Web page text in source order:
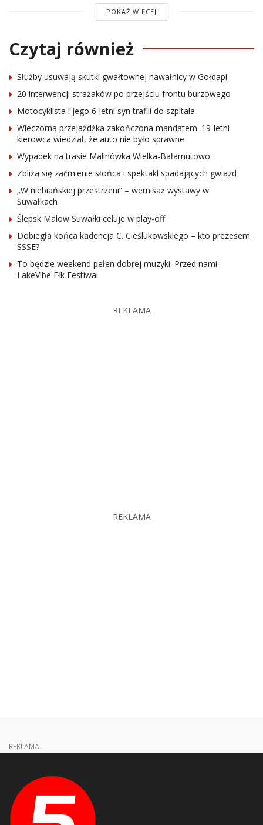
POKAŻ WIĘCEJ
Czytaj również
Służby usuwają skutki gwałtownej nawałnicy w Gołdapi
20 interwencji strażaków po przejściu frontu burzowego
Motocyklista i jego 6-letni syn trafili do szpitala
Wieczorna przejażdżka zakończona mandatem. 19-letni
kierowca wiedział, że auto nie było sprawne
Wypadek na trasie Malinówka Wielka-Bałamutowo
Zbliża się zaćmienie słońca i spektakl spadających gwiazd
„W niebiańskiej przestrzeni” – wernisaż wystawy w
Suwałkach
Ślepsk Malow Suwałki celuje w play-off
Dobiegła końca kadencja C. Cieślukowskiego – kto prezesem
SSSE?
To będzie weekend pełen dobrej muzyki. Przed nami
LakeVibe Ełk Festiwal
REKLAMA
REKLAMA
REKLAMA